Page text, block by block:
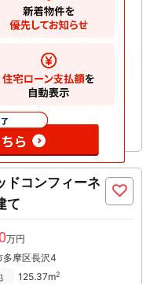
多摩区長沢
132.14m2
お気に入りに追加
ドコンフィーネ
て
万円
多摩区長沢4
125.37m2